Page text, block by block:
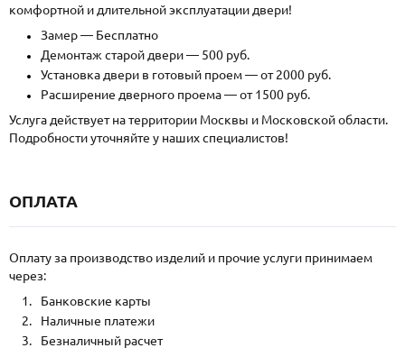
комфортной и длительной эксплуатации двери!
Замер — Бесплатно
Демонтаж старой двери — 500 руб.
Установка двери в готовый проем — от 2000 руб.
Расширение дверного проема — от 1500 руб.
Услуга действует на территории Москвы и Московской области.
Подробности уточняйте у наших специалистов!
ОПЛАТА
Оплату за производство изделий и прочие услуги принимаем
через:
Банковские карты
Наличные платежи
Безналичный расчет